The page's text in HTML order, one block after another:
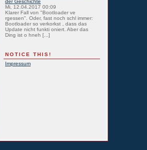
der Geschichte
Mi, 12.04.2017 00:09
Klarer Fall von "Bootloader ve
rgessen". Oder, fast noch schl immer:
Bootloader so verkorkst , dass das
Update nicht funkti oniert. Aber das
Ding ist o hneh [...]
NOTICE THIS!
Impressum